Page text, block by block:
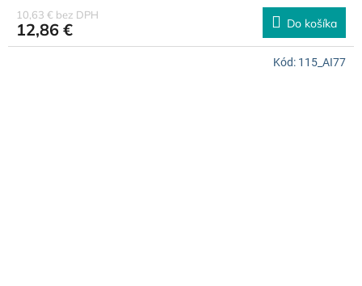
10,63 € bez DPH
12,86 € Do košíka
Kód: 115_AI77